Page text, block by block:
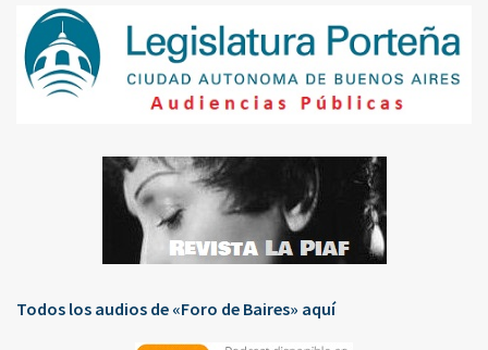
Todos los audios de «Foro de Baires» aquí